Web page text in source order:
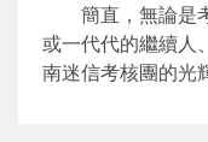
簡直，無論是
或一代代的繼續人
南迷信考核團的光